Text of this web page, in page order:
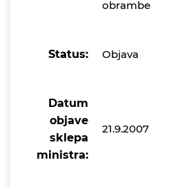
obrambe
Status: Objava
Datum
objave
sklepa
ministra:
21.9.2007